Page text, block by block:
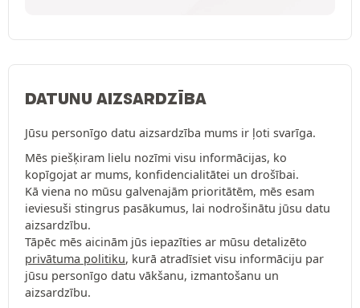
DATUNU AIZSARDZĪBA
Jūsu personīgo datu aizsardzība mums ir ļoti svarīga.
Mēs piešķiram lielu nozīmi visu informācijas, ko
kopīgojat ar mums, konfidencialitātei un drošībai.
Kā viena no mūsu galvenajām prioritātēm, mēs esam
ieviesuši stingrus pasākumus, lai nodrošinātu jūsu datu
aizsardzību.
Tāpēc mēs aicinām jūs iepazīties ar mūsu detalizēto
privātuma politiku, kurā atradīsiet visu informāciju par
jūsu personīgo datu vākšanu, izmantošanu un
aizsardzību.